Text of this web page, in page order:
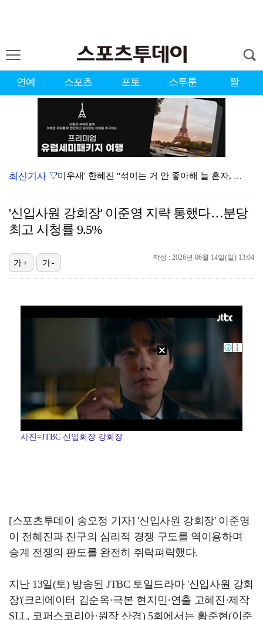
연예 스포츠 포토 스투툰 짤
'미우새' 한혜진 "섞이는 거 안 좋아해 늘 혼자, 母…
[ST포토] 이강인, 무시무시한 돌파
[ST포토] 이강인, '철벽방어'
[ST포토] 이강인, 첫 경기 투입
[ST포토] 이강인, 7번 유니폼 입고
[ST포토] 도겸-민규-정한, '우리는 맨시티 팬'
[ST포토] 이강인, 이제는 AT마드리드
최신기사 ▽
'신입사원 강회장' 이준영 지략 통했다…분당
최고 시청률 9.5%
작성 : 2026년 06월 14일(일) 13:04
가+ 가-
사진=JTBC 신입회장 강회장
[스포츠투데이 송오정 기자] '신입사원 강회장' 이준영
이 전혜진과 진구의 심리적 경쟁 구도를 역이용하며
승계 전쟁의 판도를 완전히 쥐락펴락했다.
지난 13일(토) 방송된 JTBC 토일드라마 '신입사원 강회
장'(크리에이터 김순옥·극본 현지민·연출 고혜진·제작
SLL, 코퍼스코리아·원작 산경) 5회에서는 황준현(이준